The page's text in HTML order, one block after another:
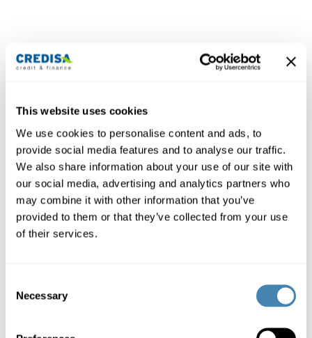
This website uses cookies
We use cookies to personalise content and ads, to
provide social media features and to analyse our traffic.
We also share information about your use of our site with
our social media, advertising and analytics partners who
may combine it with other information that you’ve
provided to them or that they’ve collected from your use
of their services.
Selection
Necessary
Betrag
Laufzeit
Berechnen